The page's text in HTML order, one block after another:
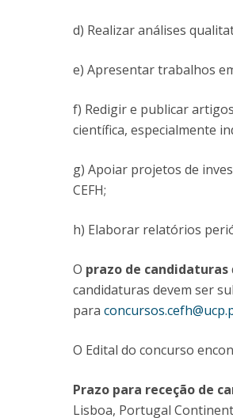
d) Realizar análises
e) Apresentar trabalhos
f) Redigir e publicar
científica, especialmente
g) Apoiar projetos de
CEFH;
h) Elaborar relatórios
O prazo de candidaturas
candidaturas devem ser
para
O Edital do concurso
Prazo para receção de
Lisboa, Portugal